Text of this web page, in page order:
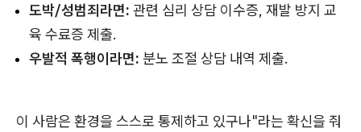
도박/성범죄라면: 관련 심리 상담 이수증, 재발 방지 교
육 수료증 제출.
우발적 폭행이라면: 분노 조절 상담 내역 제출.
이 사람은 환경을 스스로 통제하고 있구나"라는 확신을 줘